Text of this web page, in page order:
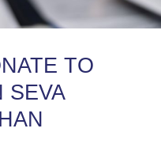
TO
SEVA